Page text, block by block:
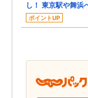
し！ 東京駅や舞浜
ポイントUP